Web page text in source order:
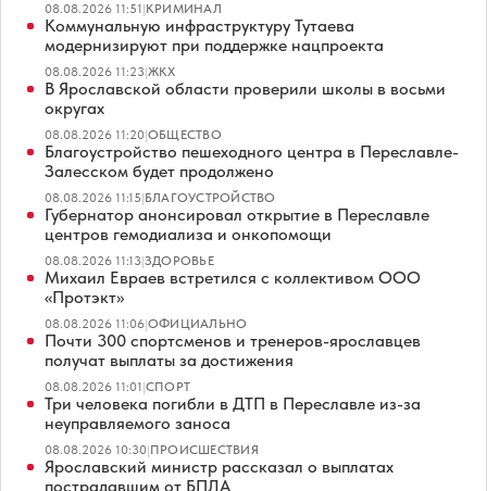
08.08.2026 11:51|КРИМИНАЛ
Коммунальную инфраструктуру Тутаева
модернизируют при поддержке нацпроекта
08.08.2026 11:23|ЖКХ
В Ярославской области проверили школы в восьми
округах
08.08.2026 11:20|ОБЩЕСТВО
Благоустройство пешеходного центра в Переславле-
Залесском будет продолжено
08.08.2026 11:15|БЛАГОУСТРОЙСТВО
Губернатор анонсировал открытие в Переславле
центров гемодиализа и онкопомощи
08.08.2026 11:13|ЗДОРОВЬЕ
Михаил Евраев встретился с коллективом ООО
«Протэкт»
08.08.2026 11:06|ОФИЦИАЛЬНО
Почти 300 спортсменов и тренеров-ярославцев
получат выплаты за достижения
08.08.2026 11:01|СПОРТ
Три человека погибли в ДТП в Переславле из-за
неуправляемого заноса
08.08.2026 10:30|ПРОИСШЕСТВИЯ
Ярославский министр рассказал о выплатах
пострадавшим от БПЛА